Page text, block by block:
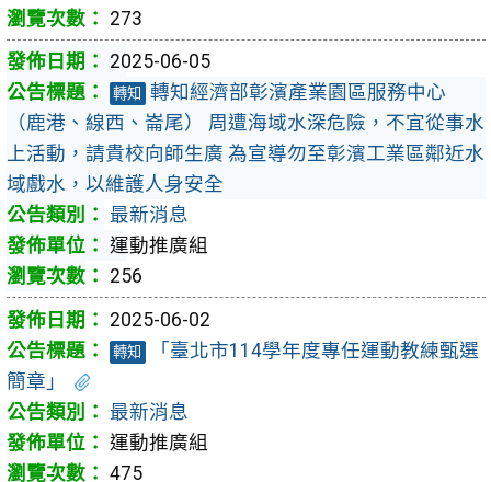
273
2025-06-05
轉知
轉知經濟部彰濱產業園區服務中心
（鹿港、線西、崙尾） 周遭海域水深危險，不宜從事水
上活動，請貴校向師生廣 為宣導勿至彰濱工業區鄰近水
域戲水，以維護人身安全
最新消息
運動推廣組
256
2025-06-02
轉知
「臺北市114學年度專任運動教練甄選
簡章」
最新消息
運動推廣組
475